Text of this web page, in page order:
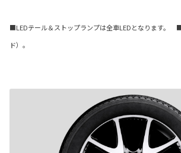
■LEDテール＆ストップランプは全車LEDとなります。
ド）。